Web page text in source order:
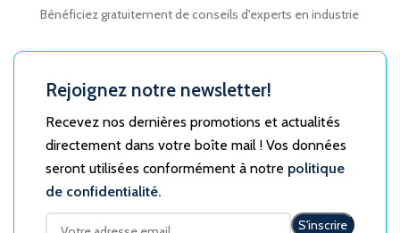
Bénéficiez gratuitement de conseils d'experts en industrie
Rejoignez notre newsletter!
Recevez nos dernières promotions et actualités
directement dans votre boîte mail ! Vos données
seront utilisées conformément à notre politique
de confidentialité.